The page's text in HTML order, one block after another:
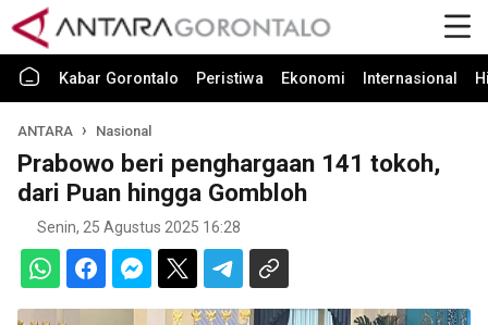
Kabar Gorontalo Peristiwa Ekonomi Internasional
ANTARA Nasional
Prabowo beri penghargaan 141 tokoh,
dari Puan hingga Gombloh
Senin, 25 Agustus 2025 16:28